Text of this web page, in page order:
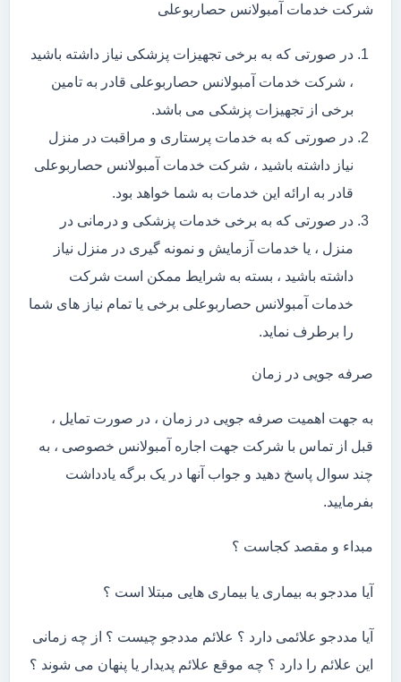
شرکت خدمات آمبولانس حصاربوعلی
در صورتی که به برخی تجهیزات پزشکی نیاز داشته باشید
، شرکت خدمات آمبولانس حصاربوعلی قادر به تامین
برخی از تجهیزات پزشکی می باشد.
در صورتی که به خدمات پرستاری و مراقبت در منزل
نیاز داشته باشید ، شرکت خدمات آمبولانس حصاربوعلی
قادر به ارائه این خدمات به شما خواهد بود.
در صورتی که به برخی خدمات پزشکی و درمانی در
منزل ، یا خدمات آزمایش و نمونه گیری در منزل نیاز
داشته باشید ، بسته به شرایط ممکن است شرکت
خدمات آمبولانس حصاربوعلی برخی یا تمام نیاز های شما
را برطرف نماید.
صرفه جویی در زمان
به جهت اهمیت صرفه جویی در زمان ، در صورت تمایل ،
قبل از تماس با شرکت جهت اجاره آمبولانس خصوصی ، به
چند سوال پاسخ دهید و جواب آنها در یک برگه یادداشت
بفرمایید.
مبداء و مقصد کجاست ؟
آیا مددجو به بیماری یا بیماری هایی مبتلا است ؟
آیا مددجو علائمی دارد ؟ علائم مددجو چیست ؟ از چه زمانی
این علائم را دارد ؟ چه موقع علائم پدیدار یا پنهان می شوند ؟